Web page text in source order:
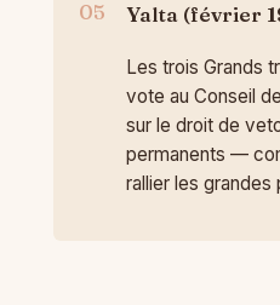
Yalta (février
Les trois Grands
vote au Conseil
sur le droit de
permanents —
rallier les grandes